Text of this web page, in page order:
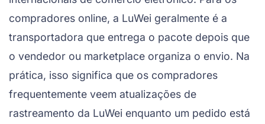
compradores online, a LuWei geralmente é a
transportadora que entrega o pacote depois que
o vendedor ou marketplace organiza o envio. Na
prática, isso significa que os compradores
frequentemente veem atualizações de
rastreamento da LuWei enquanto um pedido está